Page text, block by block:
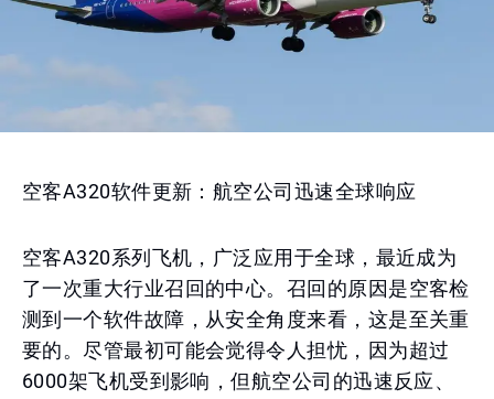
空客A320软件更新：航空公司迅速全球响应
空客A320系列飞机，广泛应用于全球，最近成为
了一次重大行业召回的中心。召回的原因是空客检
测到一个软件故障，从安全角度来看，这是至关重
要的。尽管最初可能会觉得令人担忧，因为超过
6000架飞机受到影响，但航空公司的迅速反应、